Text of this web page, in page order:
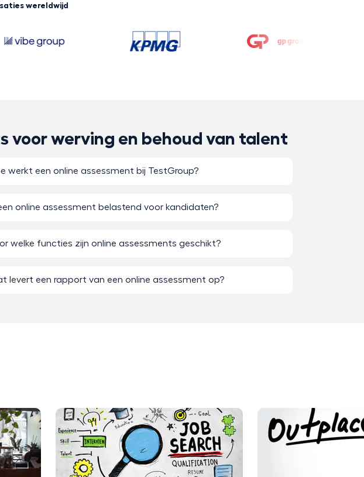
wereldwijd
voor werving en behoud van talent
werkt een online assessment bij TestGroup?
online assessment belastend voor kandidaten?
welke functies zijn online assessments geschikt?
levert een rapport van een online assessment op?